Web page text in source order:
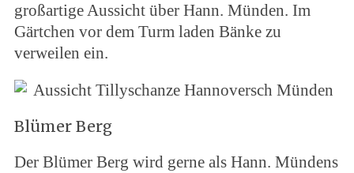
großartige Aussicht über Hann. Münden. Im
Gärtchen vor dem Turm laden Bänke zu
verweilen ein.
Blümer Berg
Der Blümer Berg wird gerne als Hann. Mündens